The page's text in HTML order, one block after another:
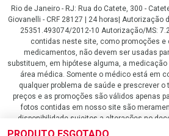
Rio de Janeiro - RJ: Rua do Catete, 300 -
Giovanelli - CRF 28127 | 24 horas| Autorização
25351.493074/2012-10 Autorização/MS:
contidas neste site, como promoções e
medicamentos, não devem ser usadas
substituem, em hipótese alguma, a
área médica. Somente o médico está em
qualquer problema de saúde e prescrever
preços e as promoções são válidos apenas
fotos contidas em nosso site são
disponibilidade sujeitos a alterações no
antimicrobianos vendas apenas em lojas